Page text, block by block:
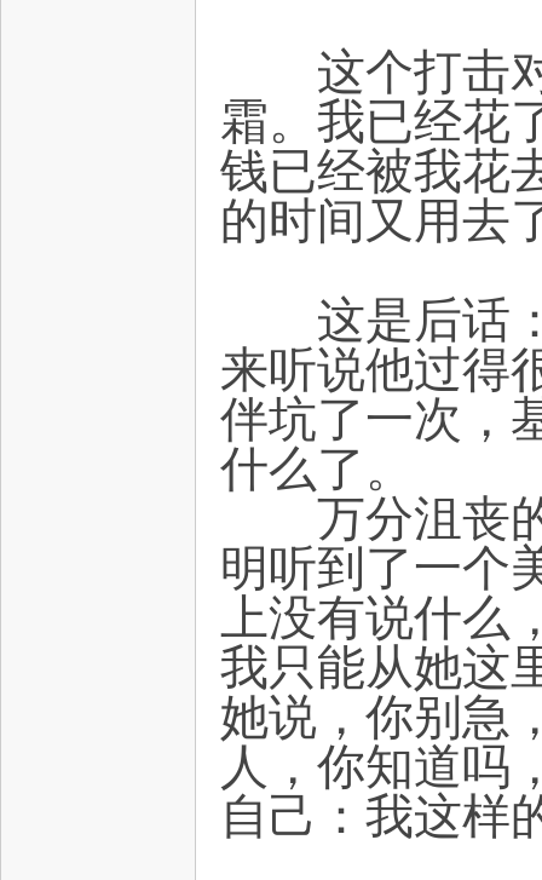
这个打击对
霜。我已经花
钱已经被我花
的时间又用去
这是后话：
来听说他过得
伴坑了一次，
什么了。
万分沮丧的
明听到了一个
上没有说什
我只能从她这
她说，你别急
人，你知道吗
自己：我这样